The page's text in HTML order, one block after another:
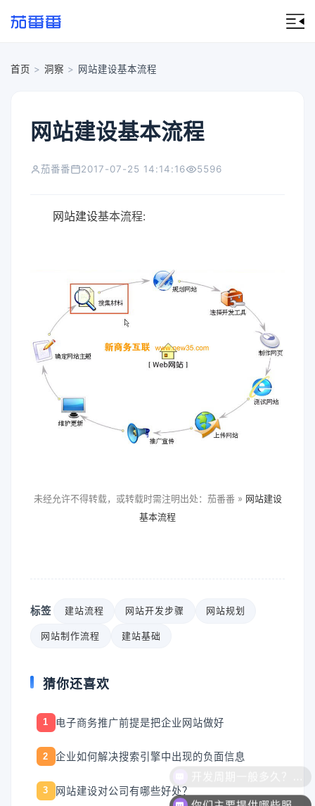
首页 > 洞察 > 网站建设基本流程
网站建设基本流程
茄番番 2017-07-25 14:14:16 5596
网站建设基本流程:
未经允许不得转载，或转载时需注明出处：茄番番 » 网站建设
基本流程
标签 建站流程 网站开发步骤 网站规划
网站制作流程 建站基础
猜你还喜欢
1 电子商务推广前提是把企业网站做好
2 企业如何解决搜索引擎中出现的负面信息
3 网站建设对公司有哪些好处？